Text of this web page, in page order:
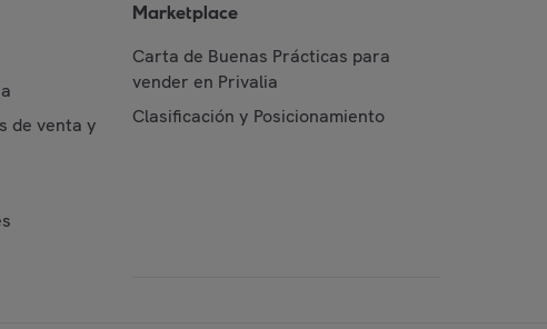
de venta y
Marketplace
Carta de Buenas Prácticas para
vender en Privalia
Clasificación y Posicionamiento